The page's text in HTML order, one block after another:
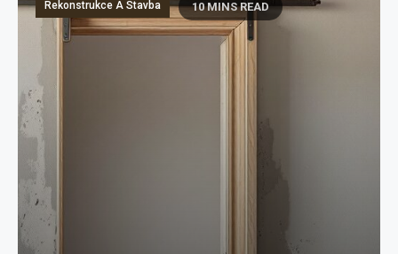
Rekonstrukce A Stavba 10 MINS READ